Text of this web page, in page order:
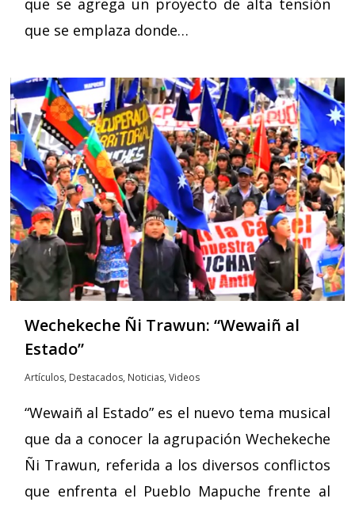
que se agrega un proyecto de alta tensión
que se emplaza donde…
Wechekeche Ñi Trawun: “Wewaiñ al
Estado”
Artículos, Destacados, Noticias,Videos
“Wewaiñ al Estado” es el nuevo tema musical
que da a conocer la agrupación Wechekeche
Ñi Trawun, referida a los diversos conflictos
que enfrenta el Pueblo Mapuche frente al